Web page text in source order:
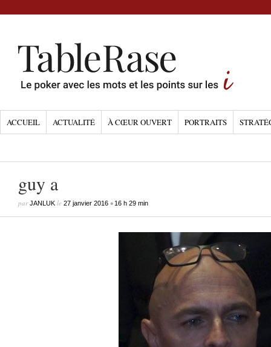
ACCUEIL ACTUALITÉ À CŒUR OUVERT PORTRAITS
guy a
parJANLUK le 27 janvier 2016 • 16 h 29 min